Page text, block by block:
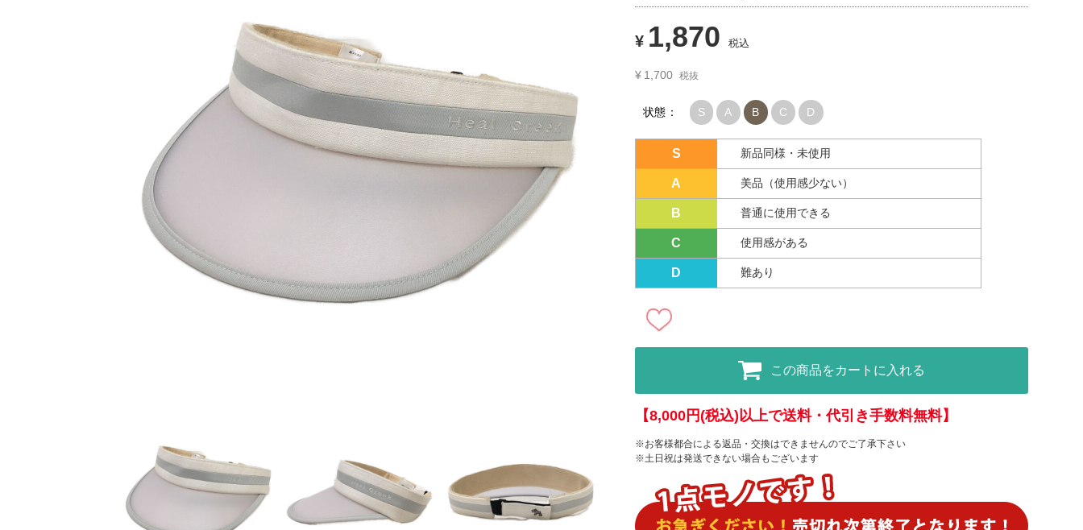
¥ 1,870 税込
¥ 1,700 税抜
状態： S A B C D
S 新品同様・未使用
A 美品（使用感少ない）
B 普通に使用できる
C 使用感がある
D 難あり
この商品をカートに入れる
【8,000円(税込)以上で送料・代引き手数料無料】
※お客様都合による返品・交換はできませんのでご了承下さい
※土日祝は発送できない場合もございます